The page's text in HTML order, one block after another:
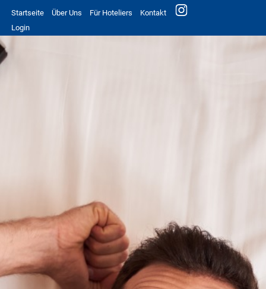
Startseite Über Uns Für Hoteliers
Kontakt
Login